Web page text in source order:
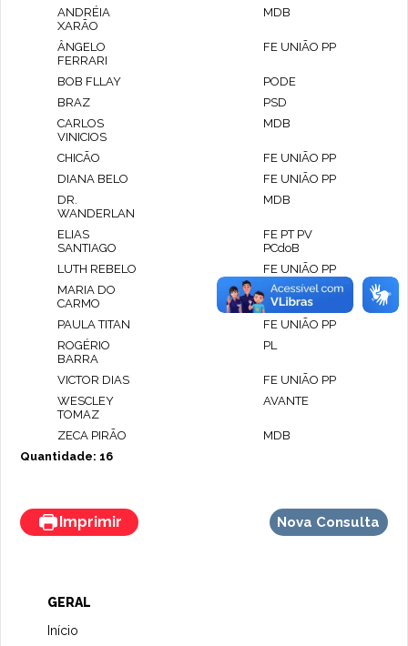
ANDRÉIA
XARÃO
MDB
ÂNGELO
FERRARI
FE UNIÃO PP
BOB FLLAY
PODE
BRAZ
PSD
CARLOS
VINICIOS
MDB
CHICÃO
FE UNIÃO PP
DIANA BELO
FE UNIÃO PP
DR.
WANDERLAN
MDB
ELIAS
SANTIAGO
FE PT PV
PCdoB
LUTH REBELO
FE UNIÃO PP
MARIA DO
CARMO
FE PT PV
PCdoB
PAULA TITAN
FE UNIÃO PP
ROGÉRIO
BARRA
PL
VICTOR DIAS
FE UNIÃO PP
WESCLEY
TOMAZ
AVANTE
ZECA PIRÃO
MDB
Quantidade: 16
Imprimir Nova Consulta
GERAL
Início